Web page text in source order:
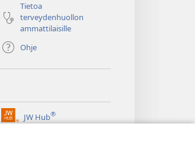
Tietoa
terveydenhuollon
ammattilaisille
Ohje
JW Hub®
(avaa